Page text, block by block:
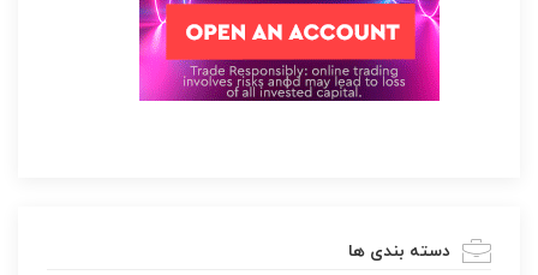
دسته بندی ها